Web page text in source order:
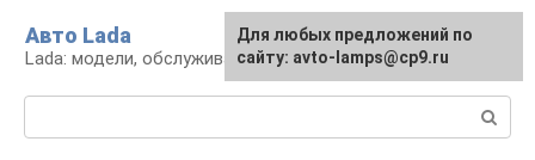
контенту
Авто Lada
Lada: модели, обслуживание, ремонт и тюнинг
Для любых предложений по
сайту: avto-lamps@cp9.ru